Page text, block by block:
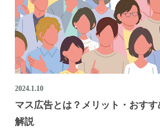
2024.1.10
マス広告とは？メリット・おす
解説